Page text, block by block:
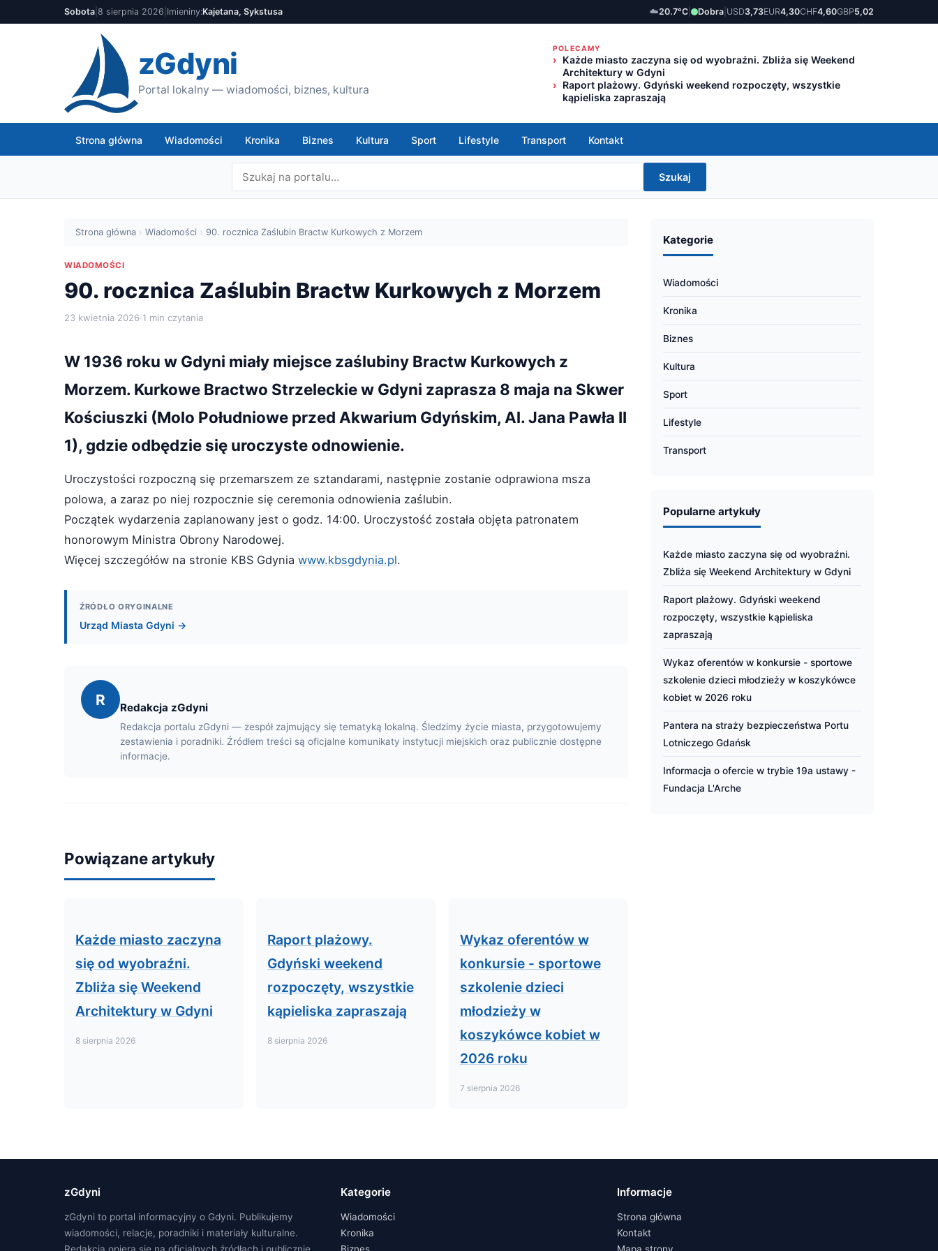
Sobota 8 sierpnia 2026 Imieniny:Kajetana, Sykstusa ☁️20.7°C Dobra USD3,73EUR4,30CHF4,60GBP5,02
zGdyni
Portal lokalny — wiadomości, biznes, kultura
POLECAMY
Każde miasto zaczyna się od wyobraźni. Zbliża się Weekend
Architektury w Gdyni
Raport plażowy. Gdyński weekend rozpoczęty, wszystkie
kąpieliska zapraszają
Strona główna Wiadomości Kronika Biznes Kultura Sport Lifestyle Transport Kontakt
Szukaj
Strona główna › Wiadomości › 90. rocznica Zaślubin Bractw Kurkowych z Morzem
WIADOMOŚCI
90. rocznica Zaślubin Bractw Kurkowych z Morzem
23 kwietnia 2026·1 min czytania
W 1936 roku w Gdyni miały miejsce zaślubiny Bractw Kurkowych z
Morzem. Kurkowe Bractwo Strzeleckie w Gdyni zaprasza 8 maja na Skwer
Kościuszki (Molo Południowe przed Akwarium Gdyńskim, Al. Jana Pawła II
1), gdzie odbędzie się uroczyste odnowienie.
Uroczystości rozpoczną się przemarszem ze sztandarami, następnie zostanie odprawiona msza
polowa, a zaraz po niej rozpocznie się ceremonia odnowienia zaślubin.
Początek wydarzenia zaplanowany jest o godz. 14:00. Uroczystość została objęta patronatem
honorowym Ministra Obrony Narodowej.
Więcej szczegółów na stronie KBS Gdynia www.kbsgdynia.pl.
ŹRÓDŁO ORYGINALNE
Urząd Miasta Gdyni →
R Redakcja zGdyni
Redakcja portalu zGdyni — zespół zajmujący się tematyką lokalną. Śledzimy życie miasta, przygotowujemy
zestawienia i poradniki. Źródłem treści są oficjalne komunikaty instytucji miejskich oraz publicznie dostępne
informacje.
Powiązane artykuły
Każde miasto zaczyna
się od wyobraźni.
Zbliża się Weekend
Architektury w Gdyni
8 sierpnia 2026
Raport plażowy.
Gdyński weekend
rozpoczęty, wszystkie
kąpieliska zapraszają
8 sierpnia 2026
Wykaz oferentów w
konkursie - sportowe
szkolenie dzieci
młodzieży w
koszykówce kobiet w
2026 roku
7 sierpnia 2026
Kategorie
Wiadomości
Kronika
Biznes
Kultura
Sport
Lifestyle
Transport
Popularne artykuły
Każde miasto zaczyna się od wyobraźni.
Zbliża się Weekend Architektury w Gdyni
Raport plażowy. Gdyński weekend
rozpoczęty, wszystkie kąpieliska
zapraszają
Wykaz oferentów w konkursie - sportowe
szkolenie dzieci młodzieży w koszykówce
kobiet w 2026 roku
Pantera na straży bezpieczeństwa Portu
Lotniczego Gdańsk
Informacja o ofercie w trybie 19a ustawy -
Fundacja L'Arche
zGdyni
zGdyni to portal informacyjny o Gdyni. Publikujemy
wiadomości, relacje, poradniki i materiały kulturalne.
Kategorie
Wiadomości
Kronika
Informacje
Strona główna
Kontakt